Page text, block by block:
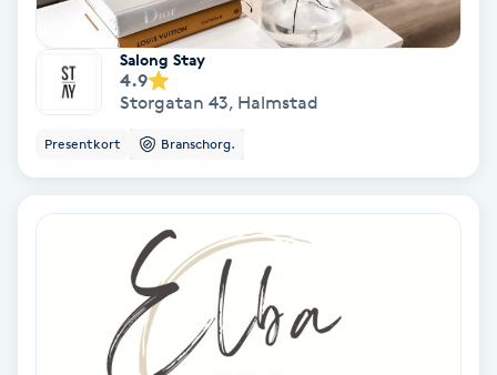
Piercing
Pigmentbehandling
Pigmentfläckar
Power Yoga
Salong Stay
4.9
Storgatan 43, Halmstad
Presentkort Branschorg.